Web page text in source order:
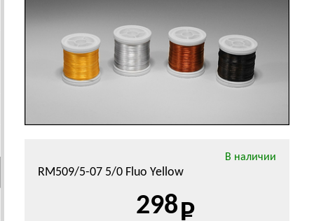
В наличии
RM509/5-07 5/0 Fluo Yellow
298